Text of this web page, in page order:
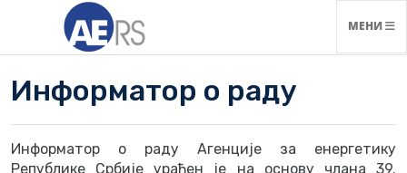
МЕНИ
Информатор о раду
Информатор о раду Агенције за енергетику
Републике Србије урађен је на основу члана 39.